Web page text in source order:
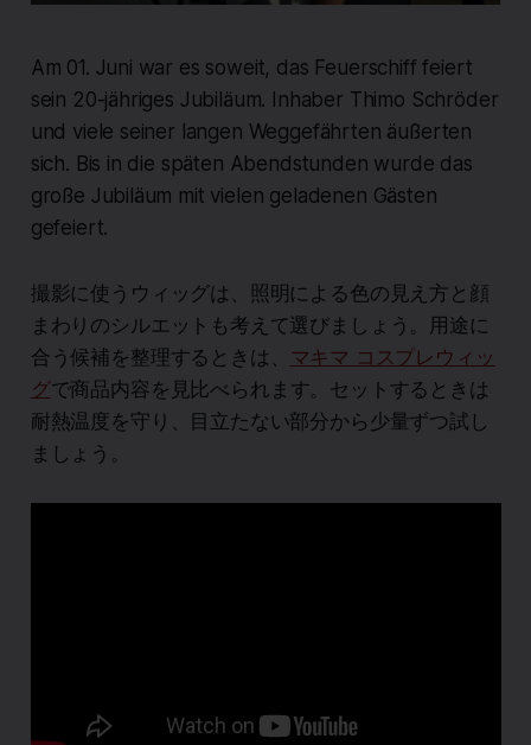
Am 01. Juni war es soweit, das Feuerschiff feiert
sein 20-jähriges Jubiläum. Inhaber Thimo Schröder
und viele seiner langen Weggefährten äußerten
sich. Bis in die späten Abendstunden wurde das
große Jubiläum mit vielen geladenen Gästen
gefeiert.
撮影に使うウィッグは、照明による色の見え方と顔
まわりのシルエットも考えて選びましょう。用途に
合う候補を整理するときは、 マキマ コスプレウィッ
グで商品内容を見比べられます。セットするときは
耐熱温度を守り、目立たない部分から少量ずつ試し
ましょう。